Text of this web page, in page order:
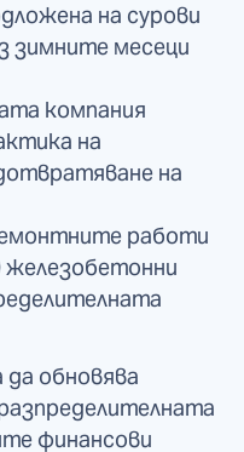
на сурови
зимните месеци
компания
на
на
работи
железобетонни
обновява
финансови